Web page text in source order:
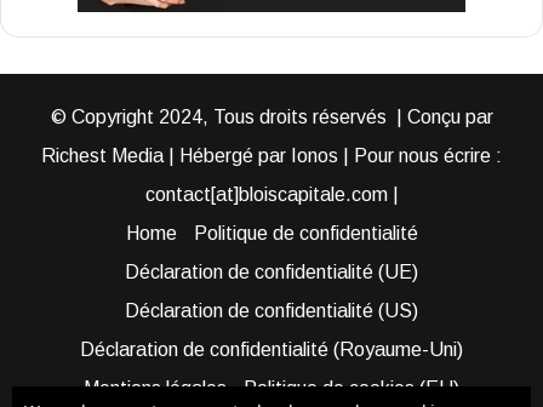
© Copyright 2024, Tous droits réservés | Conçu par
Richest Media | Hébergé par Ionos | Pour nous écrire :
contact[at]bloiscapitale.com |
Home
Politique de confidentialité
Déclaration de confidentialité (UE)
Déclaration de confidentialité (US)
Déclaration de confidentialité (Royaume-Uni)
Mentions légales
Politique de cookies (EU)